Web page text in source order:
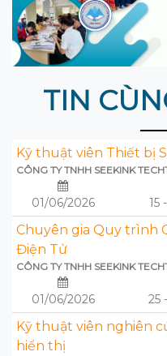
TIN
Kỹ thuật viên Thiết bị
CÔNG TY TNHH SEEKINK
01/06/2026 15
Chuyên gia Quy trình
Điện Tử
CÔNG TY TNHH SEEKINK
01/06/2026 25
Kỹ thuật viên nghiên
hiển thị